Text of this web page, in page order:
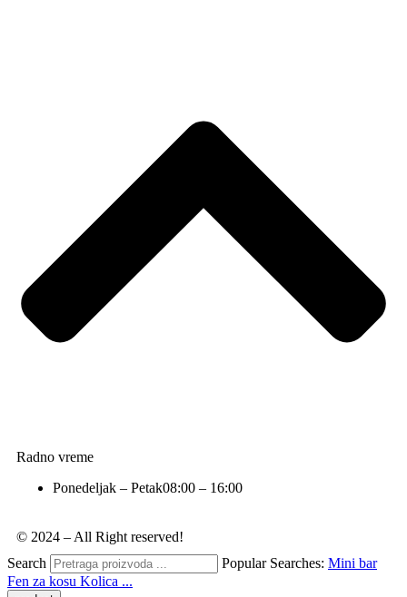
Radno vreme
Ponedeljak – Petak08:00 – 16:00
© 2024 – All Right reserved!
Search
Popular Searches: Mini bar
Fen za kosu Kolica ...